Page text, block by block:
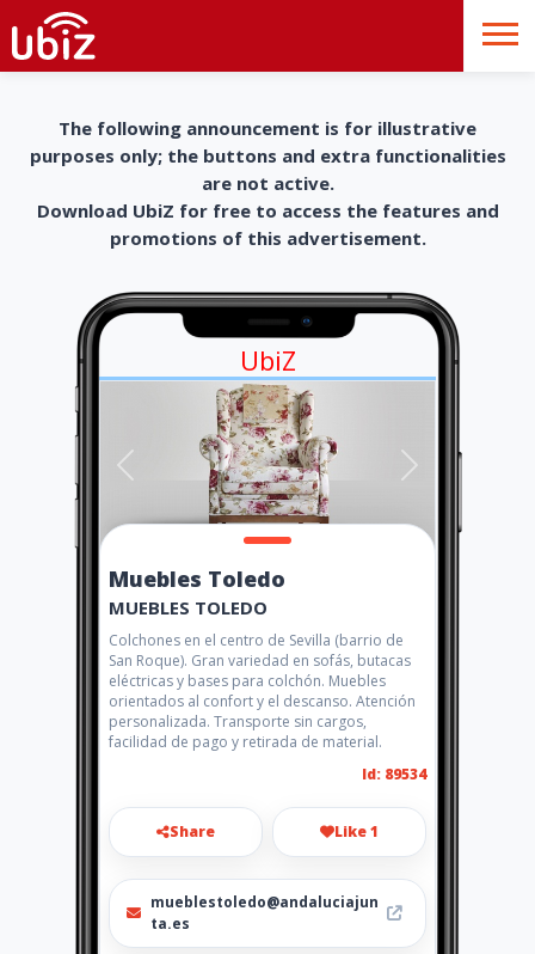
The following announcement is for illustrative
purposes only; the buttons and extra functionalities
are not active.
Download UbiZ for free to access the features and
promotions of this advertisement.
UbiZ
Muebles Toledo
MUEBLES TOLEDO
Colchones en el centro de Sevilla (barrio de
San Roque). Gran variedad en sofás, butacas
eléctricas y bases para colchón. Muebles
orientados al confort y el descanso. Atención
personalizada. Transporte sin cargos,
facilidad de pago y retirada de material.
Id: 89534
Share Like 1
mueblestoledo@andaluciajun
ta.es